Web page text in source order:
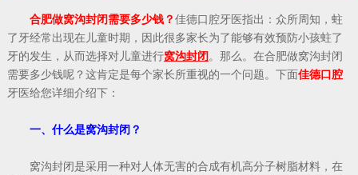
合肥做窝沟封闭需要多少钱？佳德口腔牙医指出：众所周知，蛀
了牙经常出现在儿童时期，因此很多家长为了能够有效预防小孩蛀了
牙的发生，从而选择对儿童进行窝沟封闭 。那么。在合肥做窝沟封闭
需要多少钱呢？这肯定是每个家长所重视的一个问题。下面佳德口腔
牙医给您详细介绍下：
一、什么是窝沟封闭？
窝沟封闭是采用一种对人体无害的合成有机高分子树脂材料，在